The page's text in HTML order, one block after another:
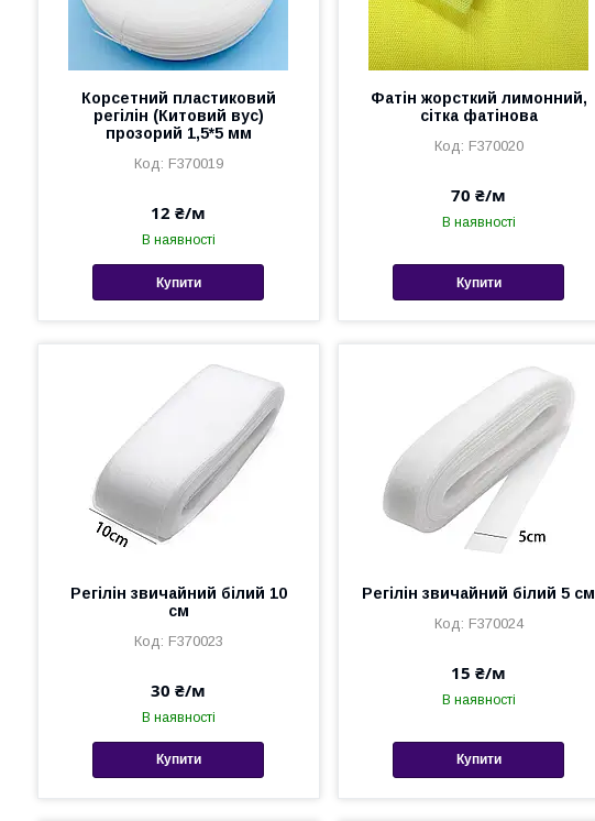
Корсетний пластиковий
регілін (Китовий вус)
прозорий 1,5*5 мм
F370019
12 ₴/м
В наявності
Купити
Фатін жорсткий лимонний,
сітка фатінова
F370020
70 ₴/м
В наявності
Купити
Регілін звичайний білий 10
см
F370023
30 ₴/м
В наявності
Купити
Регілін звичайний білий 5 см
F370024
15 ₴/м
В наявності
Купити